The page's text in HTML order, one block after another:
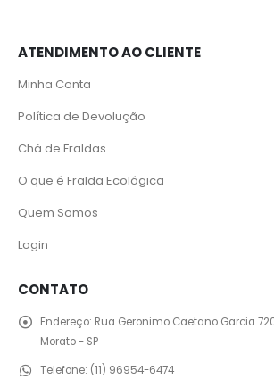
ATENDIMENTO AO CLIENTE
Minha Conta
Política de Devolução
Chá de Fraldas
O que é Fralda Ecológica
Quem Somos
Login
CONTATO
Endereço: Rua Geronimo Caetano Garcia
Morato - SP
Telefone: (11) 96954-6474